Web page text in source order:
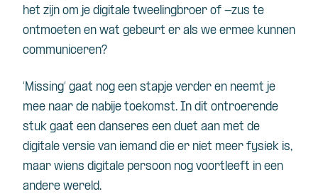
het zijn om je digitale tweelingbroer of -zus te
ontmoeten en wat gebeurt er als we ermee kunnen
communiceren?
‘Missing’ gaat nog een stapje verder en neemt je
mee naar de nabije toekomst. In dit ontroerende
stuk gaat een danseres een duet aan met de
digitale versie van iemand die er niet meer fysiek is,
maar wiens digitale persoon nog voortleeft in een
andere wereld.